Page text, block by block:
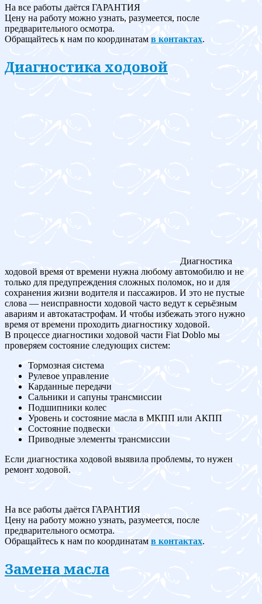
На все работы даётся ГАРАНТИЯ
Цену на работу можно узнать, разумеется, после
предварительного осмотра.
Обращайтесь к нам по координатам в контактах.
Диагностика ходовой
Диагностика
ходовой время от времени нужна любому автомобилю и не
только для предупреждения сложных поломок, но и для
сохранения жизни водителя и пассажиров. И это не пустые
слова — неисправности ходовой часто ведут к серьёзным
авариям и автокатастрофам. И чтобы избежать этого нужно
время от времени проходить диагностику ходовой.
В процессе диагностики ходовой части Fiat Doblo мы
проверяем состояние следующих систем:
Тормозная система
Рулевое управление
Карданные передачи
Сальники и сапуны трансмиссии
Подшипники колес
Уровень и состояние масла в МКПП или АКПП
Состояние подвески
Приводные элементы трансмиссии
Если диагностика ходовой выявила проблемы, то нужен
ремонт ходовой.
На все работы даётся ГАРАНТИЯ
Цену на работу можно узнать, разумеется, после
предварительного осмотра.
Обращайтесь к нам по координатам в контактах.
Замена масла